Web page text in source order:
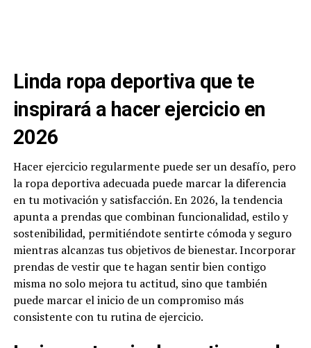
Linda ropa deportiva que te
inspirará a hacer ejercicio en
2026
Hacer ejercicio regularmente puede ser un desafío, pero
la ropa deportiva adecuada puede marcar la diferencia
en tu motivación y satisfacción. En 2026, la tendencia
apunta a prendas que combinan funcionalidad, estilo y
sostenibilidad, permitiéndote sentirte cómoda y seguro
mientras alcanzas tus objetivos de bienestar. Incorporar
prendas de vestir que te hagan sentir bien contigo
misma no solo mejora tu actitud, sino que también
puede marcar el inicio de un compromiso más
consistente con tu rutina de ejercicio.